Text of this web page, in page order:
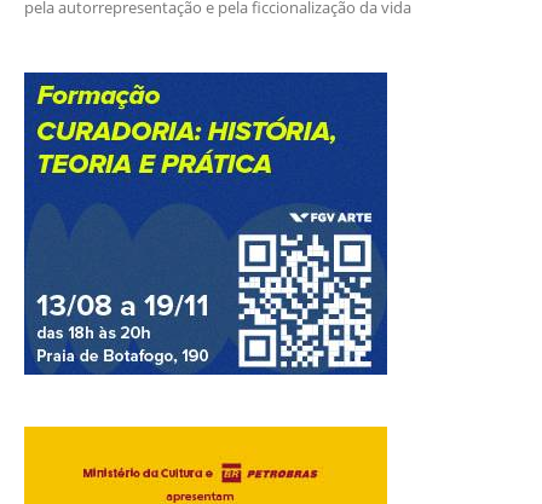
pela autorrepresentação e pela ficcionalização da vida